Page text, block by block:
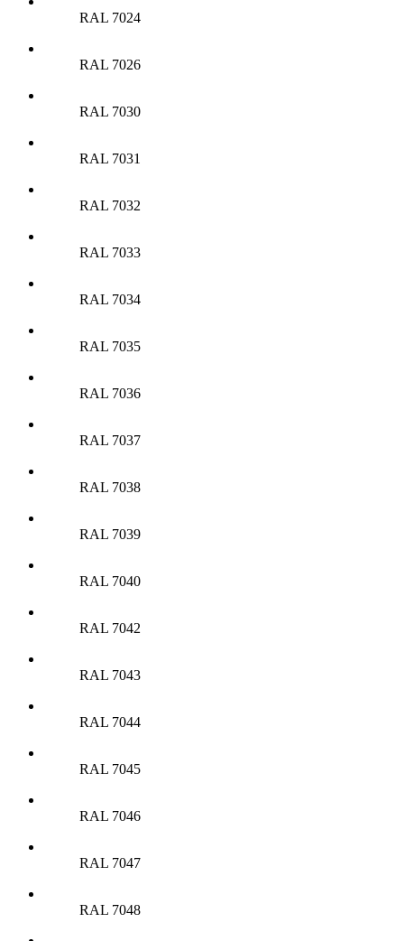
RAL 7024
RAL 7026
RAL 7030
RAL 7031
RAL 7032
RAL 7033
RAL 7034
RAL 7035
RAL 7036
RAL 7037
RAL 7038
RAL 7039
RAL 7040
RAL 7042
RAL 7043
RAL 7044
RAL 7045
RAL 7046
RAL 7047
RAL 7048